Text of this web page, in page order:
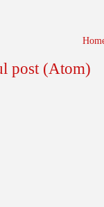
post (Atom)